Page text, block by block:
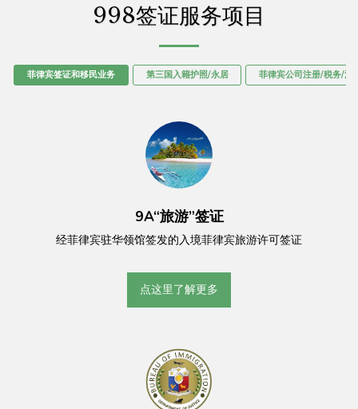
998签证服务项目
菲律宾签证和移民业务 第三国入籍护照/永居 菲律宾公司注册/税务/法
9A“旅游”签证
经菲律宾驻华领馆签发的入境菲律宾旅游许可签证
点这里了解更多